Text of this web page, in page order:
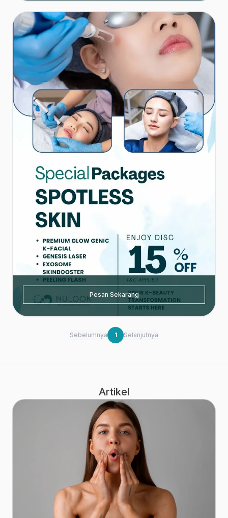
Pesan Sekarang
Sebelumnya 1 Selanjutnya
Artikel